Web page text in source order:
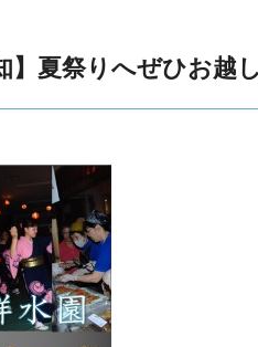
】夏祭りへぜひお越